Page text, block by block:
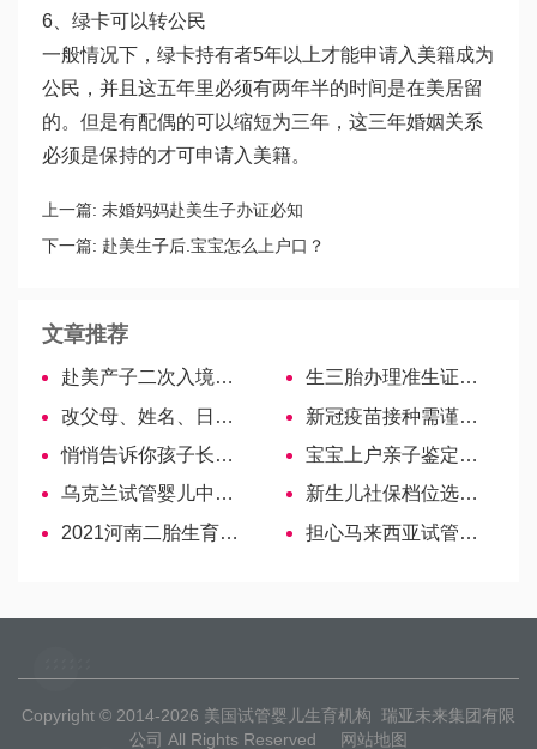
6、绿卡可以转公民
一般情况下，绿卡持有者5年以上才能申请入美籍成为
公民，并且这五年里必须有两年半的时间是在美居留
的。但是有配偶的可以缩短为三年，这三年婚姻关系
必须是保持的才可申请入美籍。
上一篇: 未婚妈妈赴美生子办证必知
下一篇: 赴美生子后.宝宝怎么上户口？
文章推荐
赴美产子​二次入境，不让进去了的原因
生三胎办理准生证攻略，申请流程、时间一文通透-哈萨克斯坦试管婴儿
改父母、姓名、日期、年龄出生证都可！资料、流程如下…
新冠疫苗接种需谨慎，这14类禁忌人群要注意
悄悄告诉你孩子长高的秘诀！这3个方法可以试试
宝宝上户亲子鉴定需要3大材料，派出所委托书必不可少
乌克兰试管婴儿中介机构骗局多，教你如何成功避坑
新生儿社保档位选项多，看这里告诉你差距在哪里
2021河南二胎生育津贴新标准，郑州、开封最高超188天
担心马来西亚试管费用高？学会这些帮你省钱
Copyright © 2014-2026 美国试管婴儿生育机构 瑞亚未来集团有限
公司 All Rights Reserved
网站地图